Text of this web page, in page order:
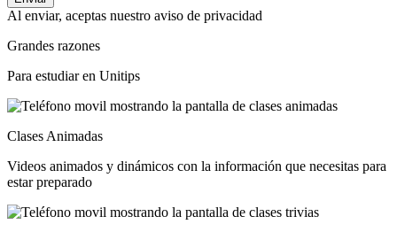
Al enviar, aceptas nuestro aviso de privacidad
Grandes razones
Para estudiar en Unitips
Clases Animadas
Videos animados y dinámicos con la información que necesitas para
estar preparado